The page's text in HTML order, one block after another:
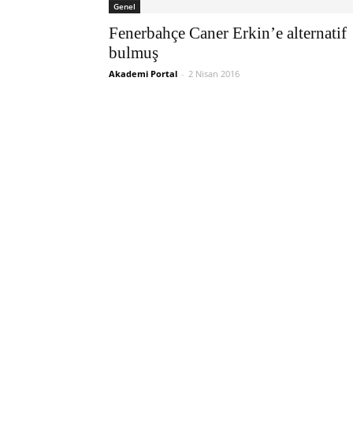
Genel
Fenerbahçe Caner Erkin’e alternatif
bulmuş
Akademi Portal - 2 Nisan 2016